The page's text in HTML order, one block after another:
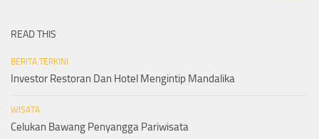
READ THIS
BERITA TERKINI
Investor Restoran Dan Hotel Mengintip Mandalika
WISATA
Celukan Bawang Penyangga Pariwisata